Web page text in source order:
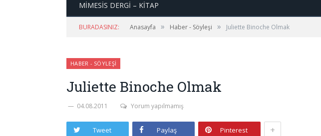
MİMESİS DERGİ – KİTAP
BURADASINIZ: Anasayfa » Haber - Söyleşi » Juliette Binoche Olmak
HABER - SÖYLEŞI
Juliette Binoche Olmak
04.08.2011 Yorum yapılmamış
Tweet Paylaş Pinterest +